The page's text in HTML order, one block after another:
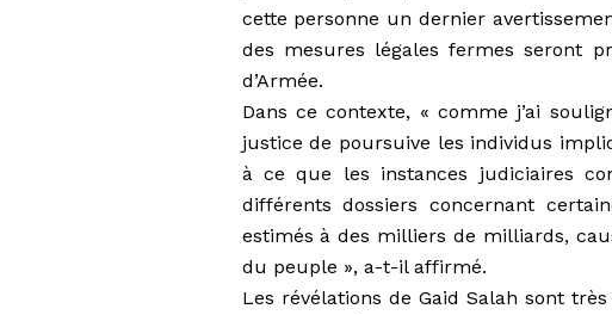
cette personne un dernier
des mesures légales fermes seront
d’Armée.
Dans ce contexte, « comme j’ai
justice de poursuive les individus
à ce que les instances judiciaires
différents dossiers concernant
estimés à des milliers de milliards,
du peuple », a-t-il affirmé.
Les révélations de Gaid Salah sont